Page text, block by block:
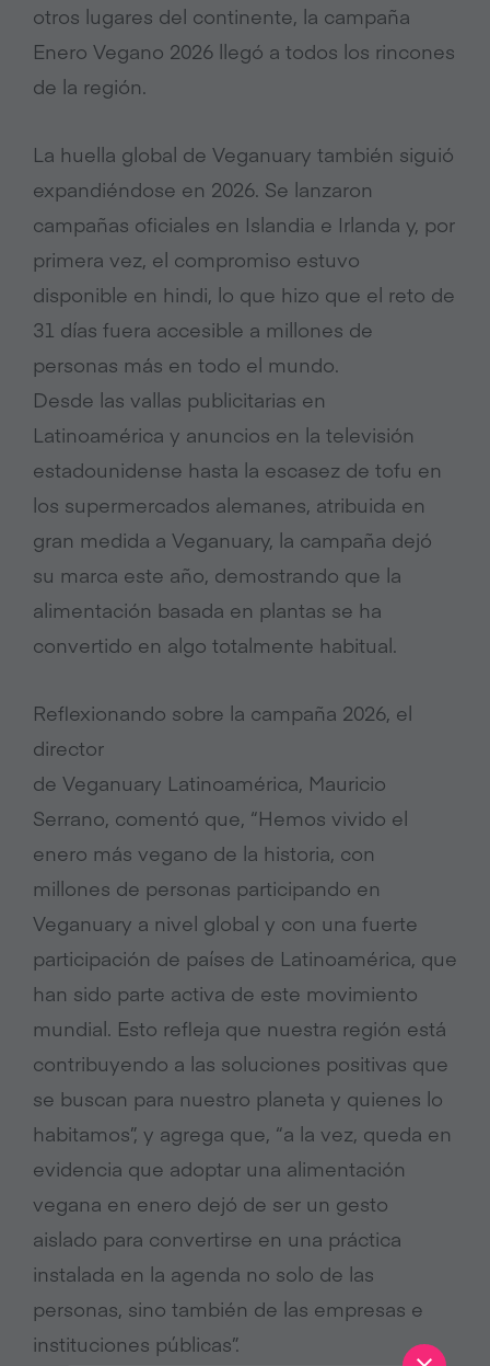
otros lugares del continente, la campaña
Enero Vegano 2026 llegó a todos los rincones
de la región.
La huella global de Veganuary también siguió
expandiéndose en 2026. Se lanzaron
campañas oficiales en Islandia e Irlanda y, por
primera vez, el compromiso estuvo
disponible en hindi, lo que hizo que el reto de
31 días fuera accesible a millones de
personas más en todo el mundo.
Desde las vallas publicitarias en
Latinoamérica y anuncios en la televisión
estadounidense hasta la escasez de tofu en
los supermercados alemanes, atribuida en
gran medida a Veganuary, la campaña dejó
su marca este año, demostrando que la
alimentación basada en plantas se ha
convertido en algo totalmente habitual.
Reflexionando sobre la campaña 2026, el
director
de Veganuary Latinoamérica, Mauricio
Serrano, comentó que, “Hemos vivido el
enero más vegano de la historia, con
millones de personas participando en
Veganuary a nivel global y con una fuerte
participación de países de Latinoamérica, que
han sido parte activa de este movimiento
mundial. Esto refleja que nuestra región está
contribuyendo a las soluciones positivas que
se buscan para nuestro planeta y quienes lo
habitamos”, y agrega que, “a la vez, queda en
evidencia que adoptar una alimentación
vegana en enero dejó de ser un gesto
aislado para convertirse en una práctica
instalada en la agenda no solo de las
personas, sino también de las empresas e
instituciones públicas”.